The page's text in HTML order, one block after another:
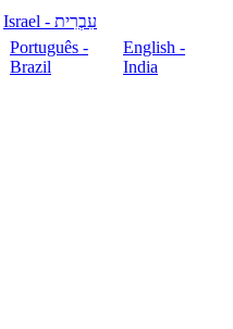
עִבְרִית - Israel
Português -
Brazil
English -
India